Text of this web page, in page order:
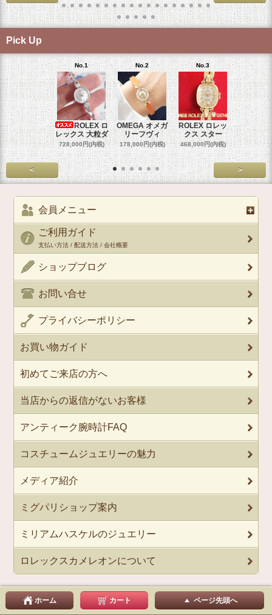
Pick Up
No.1
ROLEX ロ
レックス 大粒ダ
728,000円(内税)
No.2
OMEGA オメガ
リーフヴィ
178,000円(内税)
No.3
ROLEX ロレッ
クス スター
468,000円(内税)
No.4
ROLEX
クス
458,000円
< >
会員メニュー
ご利用ガイド
支払い方法 / 配送方法 / 会社概要
ショップブログ
お問い合せ
プライバシーポリシー
お買い物ガイド
初めてご来店の方へ
当店からの返信がないお客様
アンティーク腕時計FAQ
コスチュームジュエリーの魅力
メディア紹介
ミグパリショップ案内
ミリアムハスケルのジュエリー
ロレックスカメレオンについて
ホーム カート ページ先頭へ